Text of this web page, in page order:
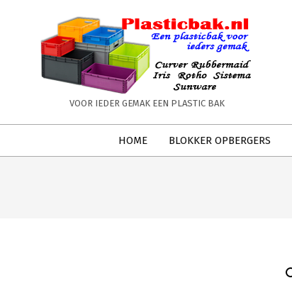
PLASTICBAK.NL
VOOR IEDER GEMAK EEN PLASTIC BAK
HOME BLOKKER OPBERGERS